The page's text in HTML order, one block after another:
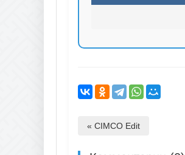
« CIMCO Edit